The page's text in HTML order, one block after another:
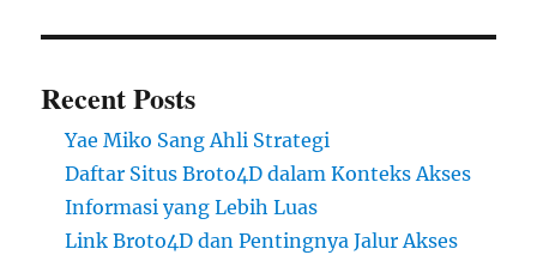
Recent Posts
Yae Miko Sang Ahli Strategi
Daftar Situs Broto4D dalam Konteks Akses
Informasi yang Lebih Luas
Link Broto4D dan Pentingnya Jalur Akses